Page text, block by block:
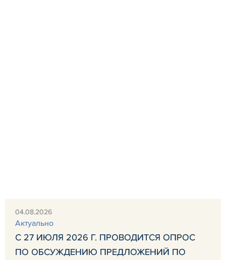
04.08.2026
Актуально
С 27 ИЮЛЯ 2026 Г. ПРОВОДИТСЯ ОПРОС
ПО ОБСУЖДЕНИЮ ПРЕДЛОЖЕНИЙ ПО